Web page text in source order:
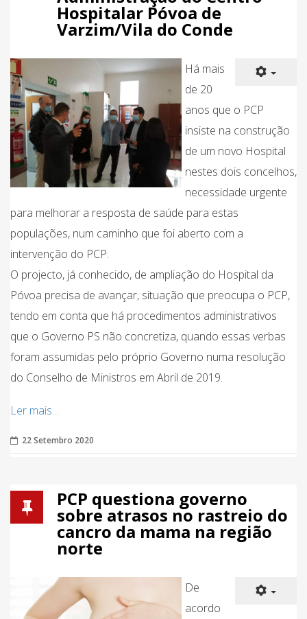
Hospitalar Póvoa de
Varzim/Vila do Conde
Há mais
de 20
anos que o PCP
insiste na construção
de um novo Hospital
nestes dois concelhos,
necessidade urgente
para melhorar a resposta de saúde para estas
populações, num caminho que foi aberto com a
intervenção do PCP.
O projecto, já conhecido, de ampliação do Hospital da
Póvoa precisa de avançar, situação que preocupa o PCP,
tendo em conta que há procedimentos administrativos
que o Governo PS não concretiza, quando essas verbas
foram assumidas pelo próprio Governo numa resolução
do Conselho de Ministros em Abril de 2019.
Ler mais...
22 Setembro 2020
PCP questiona governo
sobre atrasos no rastreio do
cancro da mama na região
norte
De
acordo